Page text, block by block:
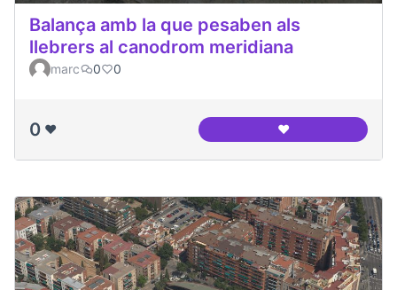
Balança amb la que pesaben als
llebrers al canodrom meridiana
marc 0 0
0 ❤️ ❤️Balança amb la